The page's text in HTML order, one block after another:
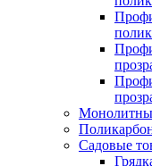
Садовые